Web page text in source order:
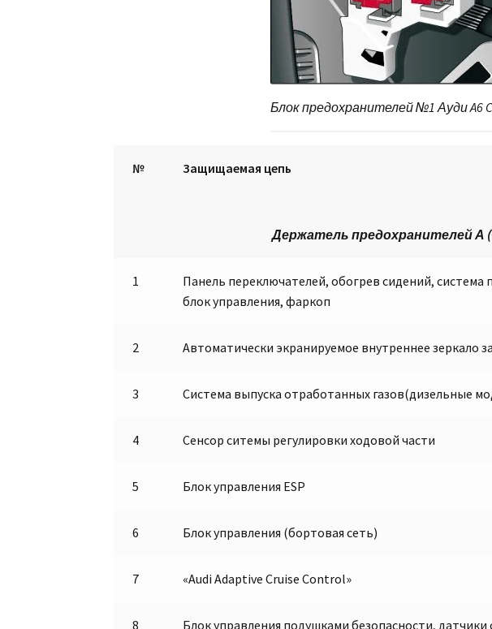
Блок предохранителей №1 Ауди A6
№ Защищаемая цепь
Держатель предохранителей А
1
Панель переключателей, обогрев сидений, система
блок управления, фаркоп
2 Автоматически экранируемое внутреннее зеркало
3 Система выпуска отработанных газов(дизельные
4 Сенсор ситемы регулировки ходовой части
5 Блок управления ESP
6 Блок управления (бортовая сеть)
7 «Audi Adaptive Cruise Control»
8 Блок управления подушками безопасности, датчики